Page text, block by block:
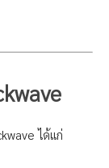
ได้แก่